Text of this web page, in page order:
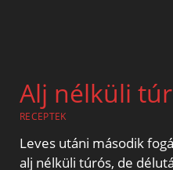
Alj nélküli
RECEPTEK
Leves utáni második
alj nélküli túrós, de